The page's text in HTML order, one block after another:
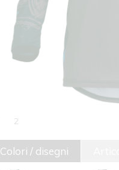
2
Colori / disegni